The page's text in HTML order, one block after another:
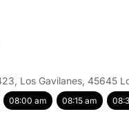
Los Gavilanes, 45645
08:00 am 08:15 am